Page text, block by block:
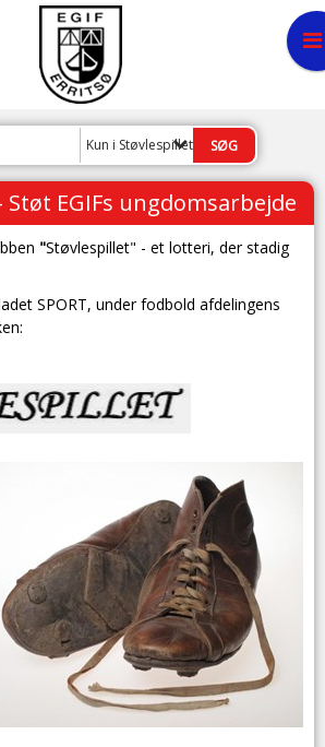
Kun i Støvlespillet - Støt EGIFs
Støt EGIFs ungdomsarbejde
"Støvlespillet" - et lotteri, der stadig
SPORT, under fodbold afdelingens